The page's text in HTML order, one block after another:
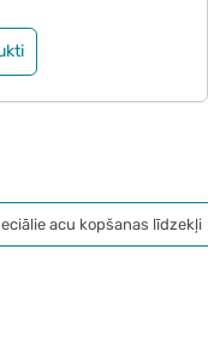
acu kopšanas līdzekļi